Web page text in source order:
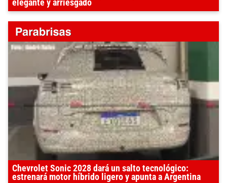
elegante y arriesgado
Chevrolet Sonic 2028 dará un salto tecnológico:
estrenará motor híbrido ligero y apunta a Argentina